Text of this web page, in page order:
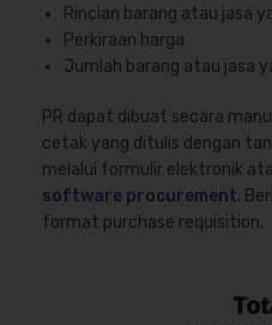
Rincian barang atau jasa
Perkiraan harga
Jumlah barang atau jasa
PR dapat dibuat secara
cetak yang ditulis dengan
melalui formulir elektronik
software procurement.
format purchase requisition.